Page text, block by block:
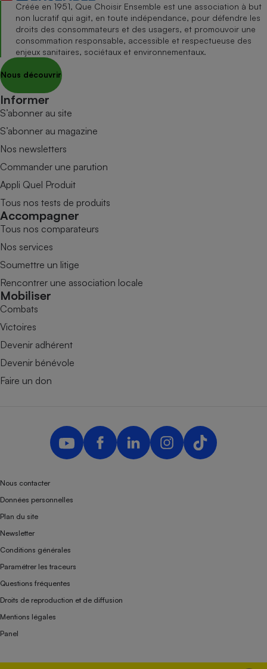
Créée en 1951, Que Choisir Ensemble est une association à but
non lucratif qui agit, en toute indépendance, pour défendre les
droits des consommateurs et des usagers, et promouvoir une
consommation responsable, accessible et respectueuse des
enjeux sanitaires, sociétaux et environnementaux.
Nous découvrir
Informer
S’abonner au site
S’abonner au magazine
Nos newsletters
Commander une parution
Appli Quel Produit
Tous nos tests de produits
Accompagner
Tous nos comparateurs
Nos services
Soumettre un litige
Rencontrer une association locale
Mobiliser
Combats
Victoires
Devenir adhérent
Devenir bénévole
Faire un don
Nous contacter
Données personnelles
Plan du site
Newsletter
Conditions générales
Paramétrer les traceurs
Questions fréquentes
Droits de reproduction et de diffusion
Mentions légales
Panel